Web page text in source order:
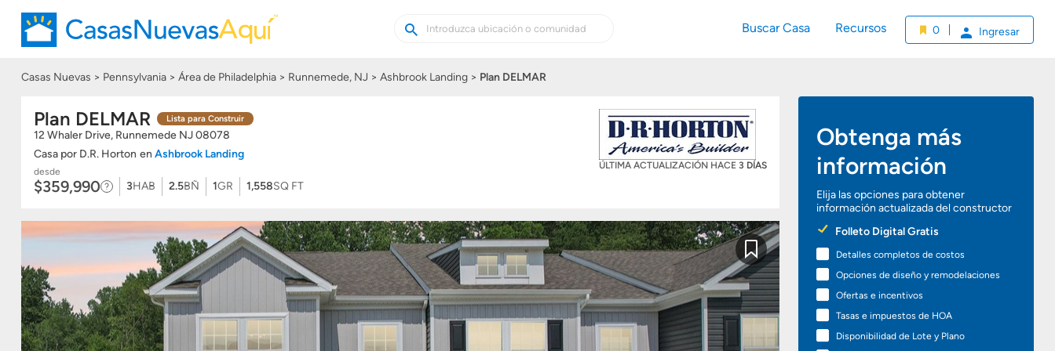
Buscar
casas
Buscar
Buscar Casa Recursos 0 Ingresar
Casas Nuevas Pennsylvania Área de Philadelphia Runnemede, NJ Ashbrook Landing Plan DELMAR
Plan DELMAR Lista para Construir
12 Whaler Drive, Runnemede NJ08078
Casa por D.R. Horton en Ashbrook Landing
ÚLTIMA ACTUALIZACIÓN HACE 3 DÍAS
desde
$359,990 3HAB 2.5BÑ 1GR 1,558SQ FT
Obtenga más
información
Elija las opciones para obtener
información actualizada del constructor
Preferred
Options
Folleto Digital Gratis
Detalles completos de costos
Opciones de diseño y remodelaciones
Ofertas e incentivos
Tasas e impuestos de HOA
Disponibilidad de Lote y Plano
Guardar